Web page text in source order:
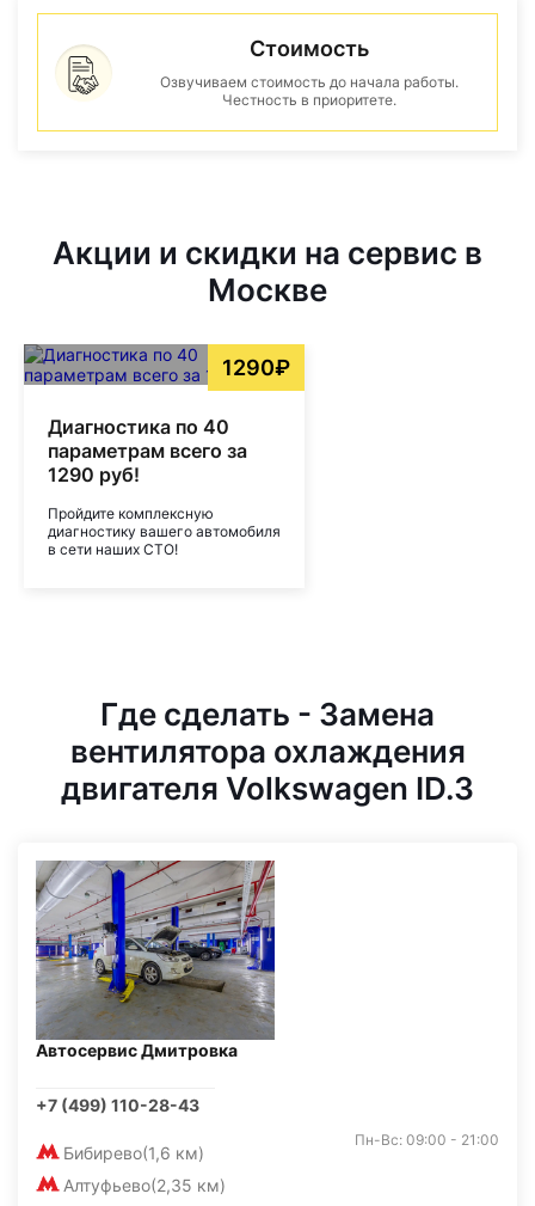
Стоимость
Озвучиваем стоимость до начала работы.
Честность в приоритете.
Акции и скидки на сервис в
Москве
1290₽
Диагностика по 40
параметрам всего за
1290 руб!
Пройдите комплексную
диагностику вашего автомобиля
в сети наших СТО!
Где сделать - Замена
вентилятора охлаждения
двигателя Volkswagen ID.3
Автосервис Дмитровка
+7 (499) 110-28-43
Бибирево(1,6 км)
Алтуфьево(2,35 км)
Пн-Вс: 09:00 - 21:00